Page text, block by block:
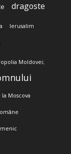
dragoste
Ierusalim
Moldovei;
Moscova